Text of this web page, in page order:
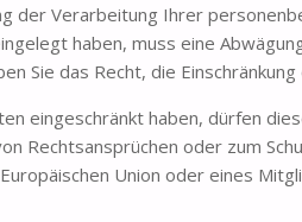
der Verarbeitung Ihrer
haben, muss eine
Sie das Recht, die
eingeschränkt haben, dürfen
Rechtsansprüchen oder zum
Union oder eines